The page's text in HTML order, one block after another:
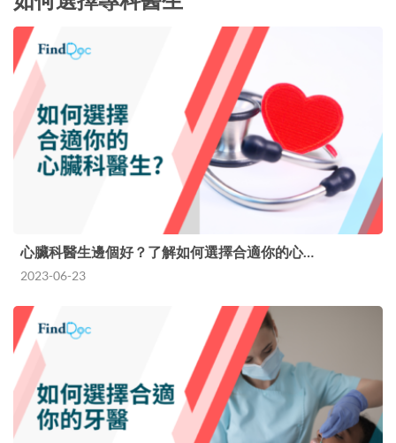
心臟科醫生邊個好？了解如何選擇合適你的心…
2023-06-23